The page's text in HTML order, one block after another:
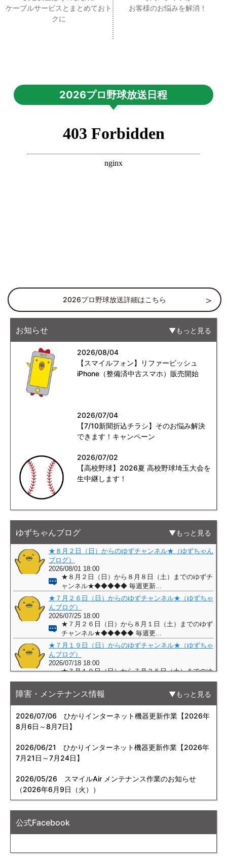
ケーブルサービスとまとめておト
クに
お客様のお悩みを解消！
2026プロ野球放送日程
2026プロ野球放送詳細はこちら
お知らせ もっと見る
2026/08/04
【スマイルフォン】リファービッシュ
iPhone（整備済中古スマホ）販売開始
2026/07/04
【7/10新聞折込チラシ】そのお悩み解決
できます！キャンペーン
2026/07/02
【高校野球】2026夏 高校野球埼玉大会を
生中継します！
ゆずちゃんブログ もっと見る
障害・メンテナンス情報 もっと見る
2026/07/06 ひかりインターネット機器更新作業【2026年
8月6日～8月7日】
2026/06/21
ひかりインターネット機器更新作業【2026年
7月21日～7月24日】
2026/05/26 スマイルAir メンテナンス作業のお知らせ
（2026年6月9日（火））
公式Facebook